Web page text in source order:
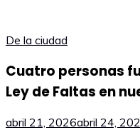
De la ciudad
Cuatro personas
Ley de Faltas en
abril 21, 2026abril 24,